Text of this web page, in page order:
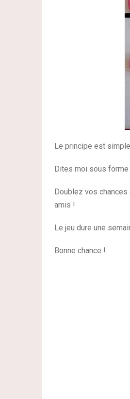
Le principe est
Dites moi sous
Doublez vos chances
amis !
Le jeu dure une
Bonne chance !